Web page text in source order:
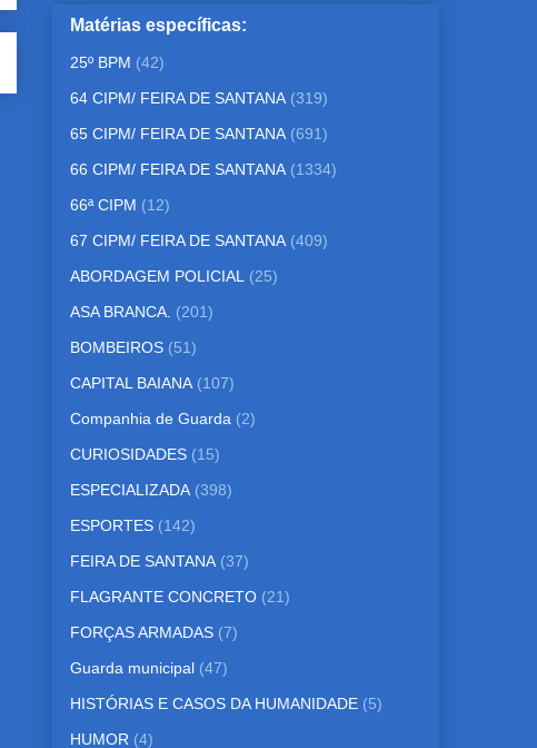
Matérias específicas:
25º BPM (42)
64 CIPM/ FEIRA DE SANTANA (319)
65 CIPM/ FEIRA DE SANTANA (691)
66 CIPM/ FEIRA DE SANTANA (1334)
66ª CIPM (12)
67 CIPM/ FEIRA DE SANTANA (409)
ABORDAGEM POLICIAL (25)
ASA BRANCA. (201)
BOMBEIROS (51)
CAPITAL BAIANA (107)
Companhia de Guarda (2)
CURIOSIDADES (15)
ESPECIALIZADA (398)
ESPORTES (142)
FEIRA DE SANTANA (37)
FLAGRANTE CONCRETO (21)
FORÇAS ARMADAS (7)
Guarda municipal (47)
HISTÓRIAS E CASOS DA HUMANIDADE (5)
HUMOR (4)